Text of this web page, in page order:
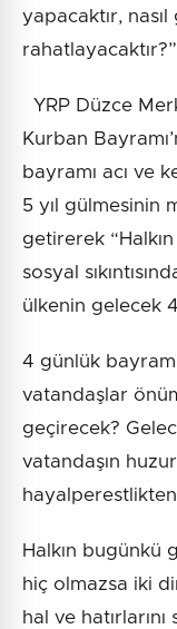
yapacaktır, nasıl
YRP Düzce
Kurban
bayramı acı ve
5 yıl gülmesinin
getirerek
sosyal
ülkenin gelecek 4
4 günlük
vatandaşlar
geçirecek?
vatandaşın
Halkın bugünkü
hiç olmazsa iki
hal ve